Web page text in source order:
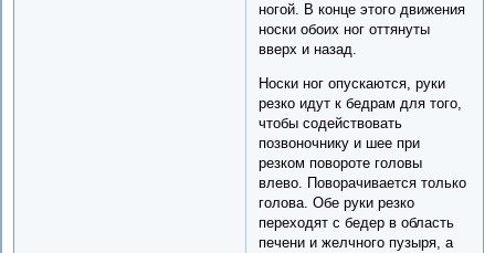
ногой. В конце этого движения
носки обоих ног оттянуты
вверх и назад.
Носки ног опускаются, руки
резко идут к бедрам для того,
чтобы содействовать
позвоночнику и шее при
резком повороте головы
влево. Поворачивается только
голова. Обе руки резко
переходят с бедер в область
печени и желчного пузыря, а